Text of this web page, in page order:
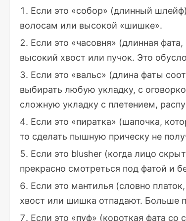
Если это «собор» (длинный
волосам или высокой «шишке».
Если это «часовня» (длинная
высокий хвост или пучок. Это
Если это «вальс» (длина фаты
выбирать любую укладку, с
сложную укладку с плетением,
Если это «пиратка» (шапочка,
то сделать пышную прическу не
Если это blusher (когда лицо
прекрасно смотреться под фатой и
Если это мантилья (словно
хвост или шишка отпадают. Больше
Если это «пуф» (короткая фата со